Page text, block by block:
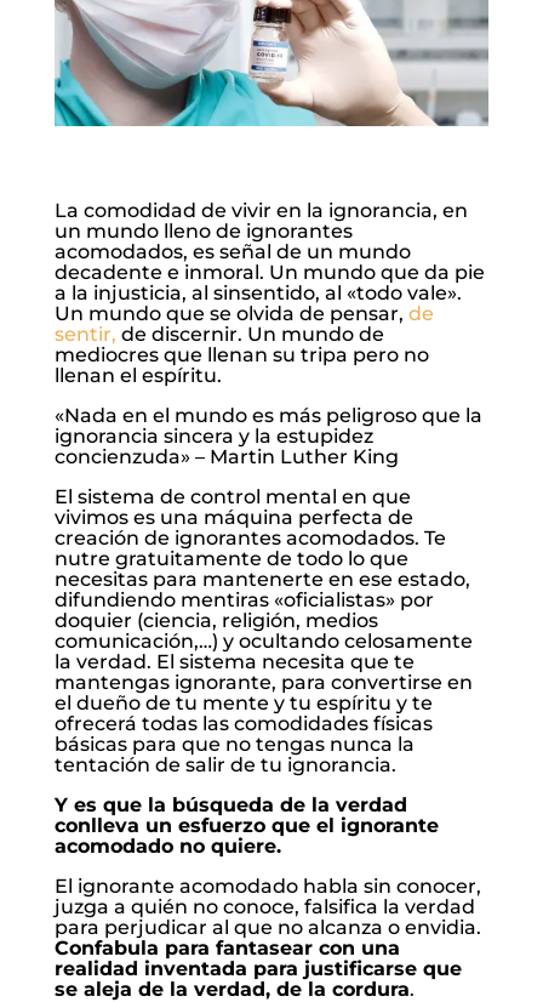
La comodidad de vivir en la ignorancia, en
un mundo lleno de ignorantes
acomodados, es señal de un mundo
decadente e inmoral. Un mundo que da pie
a la injusticia, al sinsentido, al «todo vale».
Un mundo que se olvida de pensar, de
sentir, de discernir. Un mundo de
mediocres que llenan su tripa pero no
llenan el espíritu.
«Nada en el mundo es más peligroso que la
ignorancia sincera y la estupidez
concienzuda» – Martin Luther King
El sistema de control mental en que
vivimos es una máquina perfecta de
creación de ignorantes acomodados. Te
nutre gratuitamente de todo lo que
necesitas para mantenerte en ese estado,
difundiendo mentiras «oficialistas» por
doquier (ciencia, religión, medios
comunicación,…) y ocultando celosamente
la verdad. El sistema necesita que te
mantengas ignorante, para convertirse en
el dueño de tu mente y tu espíritu y te
ofrecerá todas las comodidades físicas
básicas para que no tengas nunca la
tentación de salir de tu ignorancia.
Y es que la búsqueda de la verdad
conlleva un esfuerzo que el ignorante
acomodado no quiere.
El ignorante acomodado habla sin conocer,
juzga a quién no conoce, falsifica la verdad
para perjudicar al que no alcanza o envidia.
Confabula para fantasear con una
realidad inventada para justificarse que
se aleja de la verdad, de la cordura.